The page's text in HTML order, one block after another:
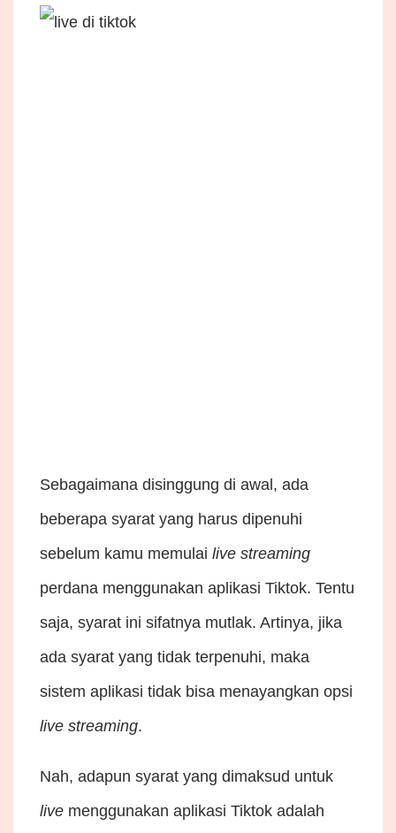
Sebagaimana disinggung di awal, ada
beberapa syarat yang harus dipenuhi
sebelum kamu memulai live streaming
perdana menggunakan aplikasi Tiktok. Tentu
saja, syarat ini sifatnya mutlak. Artinya, jika
ada syarat yang tidak terpenuhi, maka
sistem aplikasi tidak bisa menayangkan opsi
live streaming.
Nah, adapun syarat yang dimaksud untuk
live menggunakan aplikasi Tiktok adalah